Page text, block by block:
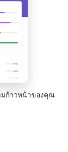
มก้าวหน้าของคุณ